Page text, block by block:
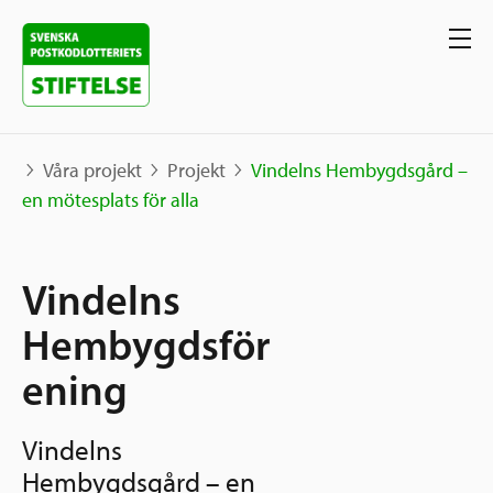
Projekt
Karta
Berättelser
Våra stöd
Sverige och övriga världen
Grannskapsinitiativet
Utlysningar
Samhällsentreprenörskap
Sök stöd
Ansök
Våra projekt Projekt
Vindelns Hembygdsgård –
en mötesplats för alla
Vindelns
Hembygdsför
ening
Vindelns
Hembygdsgård – en